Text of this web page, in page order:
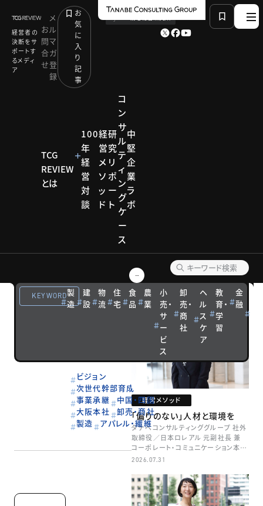
経営者の
決断をサ
ポートす
るメディ
ア
お
問
合
せ
メ
ル
マ
ガ
登
録
お
気
に
入
り
記
事
TCG
REVIEW
とは
100
年
経
営
対
談
経
営
メ
ソ
ッ
ド
研
究
リ
ポ
ー
ト
コ
ン
サ
ル
テ
ィ
ン
グ
ケ
ー
ス
中
堅
企
業
ラ
ボ
KEYWORD製
造
建
設
物
流
住
宅
食
品
農
業
小
売・
サ
ー
ビ
ス
卸
売・
商
社
ヘ
ル
ス
ケ
ア
教
育・
学
習
金
融
経営テーマ一覧 Keyword：アパレル・繊維
アパレル・
繊維
コンサルティング
ケース
2023.07.17
新体制で新中期ビジョ
ビジョン
次世代幹部育成
事業承継
中国・四国
大阪本社
卸売・商社
製造
アパレル・繊維
VIEW MORE
編集部オススメ記事
経営メソッド
「偏りのない」人材と環境を
タナベコンサルティンググループ 社外
取締役／日本ロレアル 元副社長 兼
コーポレート・コミュニケーション本部
本部長／キャリアコンサルタント 井村
2026.07.31